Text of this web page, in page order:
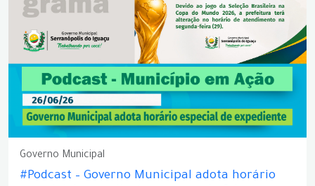
Governo Municipal
#Podcast – Governo Municipal adota horário